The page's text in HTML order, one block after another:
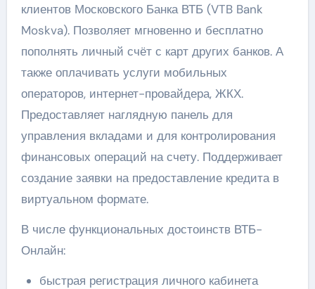
клиентов Московского Банка ВТБ (VTB Bank
Moskva). Позволяет мгновенно и бесплатно
пополнять личный счёт с карт других банков. А
также оплачивать услуги мобильных
операторов, интернет-провайдера, ЖКХ.
Предоставляет наглядную панель для
управления вкладами и для контролирования
финансовых операций на счету. Поддерживает
создание заявки на предоставление кредита в
виртуальном формате.
В числе функциональных достоинств ВТБ-
Онлайн:
быстрая регистрация личного кабинета